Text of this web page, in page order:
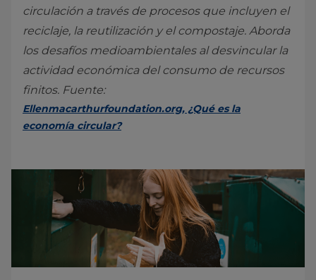
circulación a través de procesos que incluyen el
reciclaje, la reutilización y el compostaje. Aborda
los desafíos medioambientales al desvincular la
actividad económica del consumo de recursos
finitos. Fuente:
Ellenmacarthurfoundation.org, ¿Qué es la
economía circular?